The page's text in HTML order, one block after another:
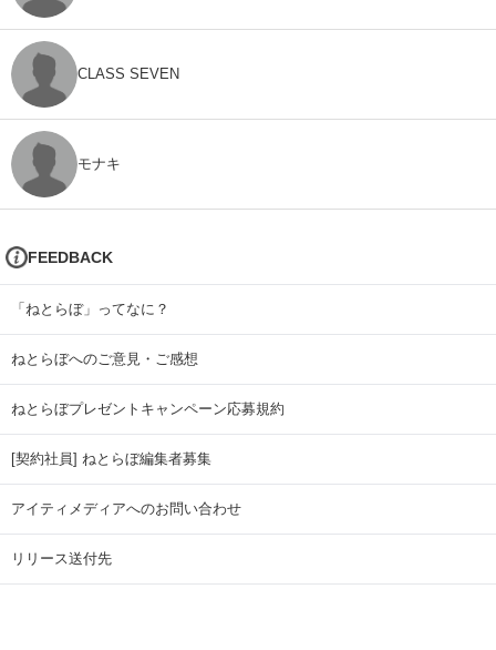
CLASS SEVEN
モナキ
FEEDBACK
「ねとらぼ」ってなに？
ねとらぼへのご意見・ご感想
ねとらぼプレゼントキャンペーン応募規約
[契約社員] ねとらぼ編集者募集
アイティメディアへのお問い合わせ
リリース送付先